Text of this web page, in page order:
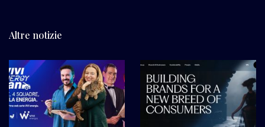
Altre notizie